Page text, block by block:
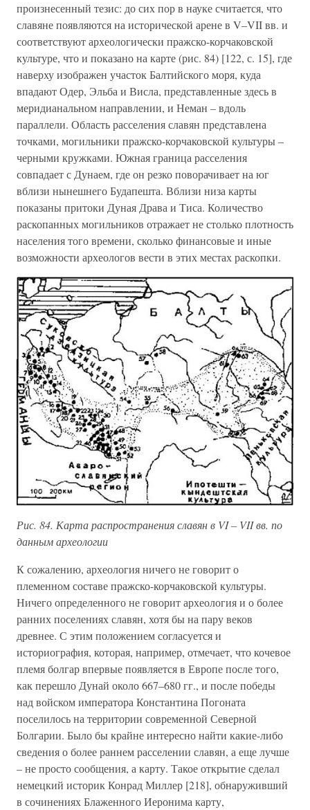
произнесенный тезис: до сих пор в науке считается, что
славяне появляются на исторической арене в V–VII вв. и
соответствуют археологически пражско-корчаковской
культуре, что и показано на карте (рис. 84) [122, с. 15], где
наверху изображен участок Балтийского моря, куда
впадают Одер, Эльба и Висла, представленные здесь в
меридианальном направлении, и Неман – вдоль
параллели. Область расселения славян представлена
точками, могильники пражско-корчаковской культуры –
черными кружками. Южная граница расселения
совпадает с Дунаем, где он резко поворачивает на юг
вблизи нынешнего Будапешта. Вблизи низа карты
показаны притоки Дуная Драва и Тиса. Количество
раскопанных могильников отражает не столько плотность
населения того времени, сколько финансовые и иные
возможности археологов вести в этих местах раскопки.
Рис. 84. Карта распространения славян в VI – VII вв. по
данным археологии
К сожалению, археология ничего не говорит о
племенном составе пражско-корчаковской культуры.
Ничего определенного не говорит археология и о более
ранних поселениях славян, хотя бы на пару веков
древнее. С этим положением согласуется и
историография, которая, например, отмечает, что кочевое
племя болгар впервые появляется в Европе после того,
как перешло Дунай около 667–680 гг., и после победы
над войском императора Константина Погоната
поселилось на территории современной Северной
Болгарии. Было бы крайне интересно найти какие-либо
сведения о более раннем расселении славян, а еще лучше
– не просто сообщения, а карту. Такое открытие сделал
немецкий историк Конрад Миллер [218], обнаруживший
в сочинениях Блаженного Иеронима карту,